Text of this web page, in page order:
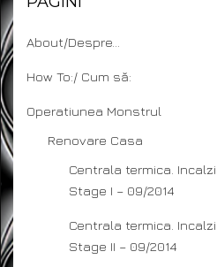
About/Despre…
How To:/ Cum să:
Operatiunea Monstrul
Renovare Casa
Centrala termica.
Stage I – 09/2014
Centrala termica.
Stage II – 09/2014